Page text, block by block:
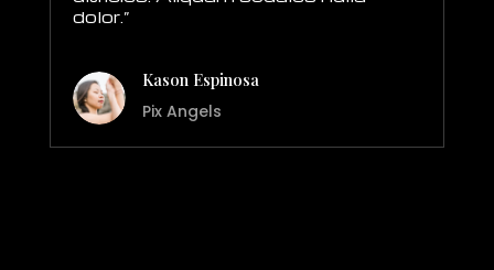
dolor.”
Kason Espinosa
Pix Angels